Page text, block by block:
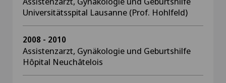
Universitätsspital Lausanne (Prof. Hohlfeld)
2008 - 2010
Assistenzarzt, Gynäkologie und Geburtshilfe
Hôpital Neuchâtelois